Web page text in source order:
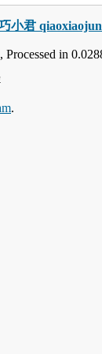
小君
, Processed in
.